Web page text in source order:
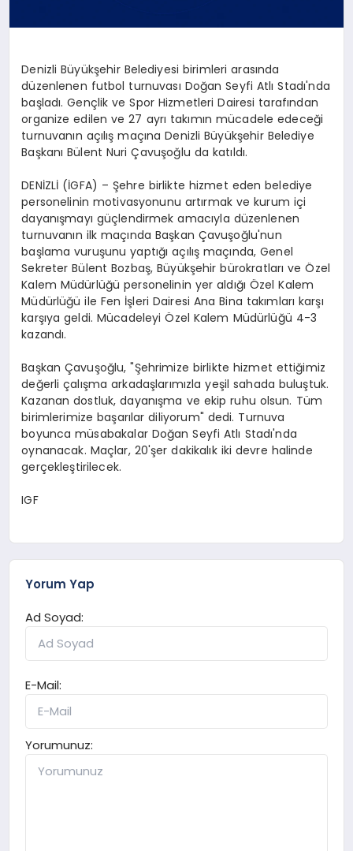
Denizli Büyükşehir Belediyesi birimleri arasında
düzenlenen futbol turnuvası Doğan Seyfi Atlı Stadı'nda
başladı. Gençlik ve Spor Hizmetleri Dairesi tarafından
organize edilen ve 27 ayrı takımın mücadele edeceği
turnuvanın açılış maçına Denizli Büyükşehir Belediye
Başkanı Bülent Nuri Çavuşoğlu da katıldı.
DENİZLİ (İGFA) – Şehre birlikte hizmet eden belediye
personelinin motivasyonunu artırmak ve kurum içi
dayanışmayı güçlendirmek amacıyla düzenlenen
turnuvanın ilk maçında Başkan Çavuşoğlu'nun
başlama vuruşunu yaptığı açılış maçında, Genel
Sekreter Bülent Bozbaş, Büyükşehir bürokratları ve Özel
Kalem Müdürlüğü personelinin yer aldığı Özel Kalem
Müdürlüğü ile Fen İşleri Dairesi Ana Bina takımları karşı
karşıya geldi. Mücadeleyi Özel Kalem Müdürlüğü 4-3
kazandı.
Başkan Çavuşoğlu, "Şehrimize birlikte hizmet ettiğimiz
değerli çalışma arkadaşlarımızla yeşil sahada buluştuk.
Kazanan dostluk, dayanışma ve ekip ruhu olsun. Tüm
birimlerimize başarılar diliyorum" dedi. Turnuva
boyunca müsabakalar Doğan Seyfi Atlı Stadı'nda
oynanacak. Maçlar, 20'şer dakikalık iki devre halinde
gerçekleştirilecek.
IGF
Yorum Yap
Ad Soyad:
E-Mail:
Yorumunuz: